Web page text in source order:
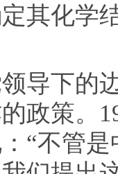
其化学
下的边
政策。
“不管